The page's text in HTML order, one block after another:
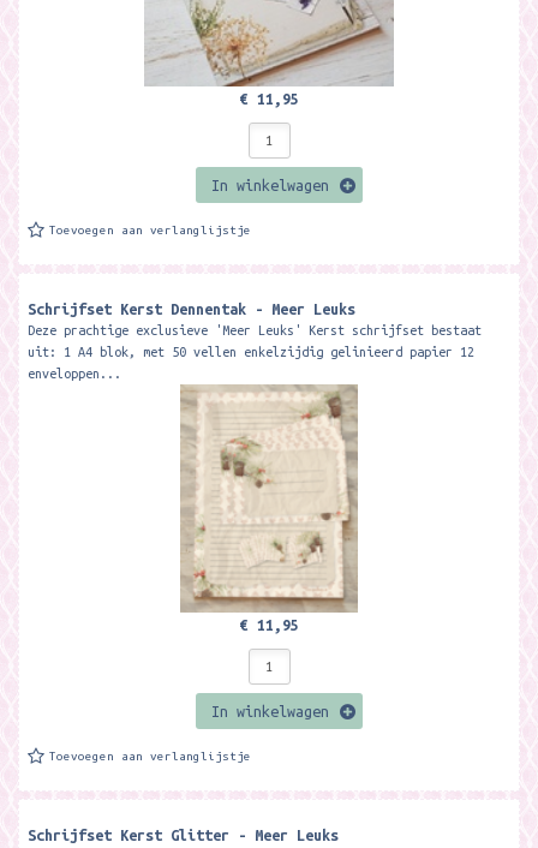
€ 11,95
In winkelwagen
Toevoegen aan verlanglijstje
Schrijfset Kerst Dennentak - Meer Leuks
Deze prachtige exclusieve 'Meer Leuks' Kerst schrijfset bestaat
uit: 1 A4 blok, met 50 vellen enkelzijdig gelinieerd papier 12
enveloppen...
€ 11,95
In winkelwagen
Toevoegen aan verlanglijstje
Schrijfset Kerst Glitter - Meer Leuks